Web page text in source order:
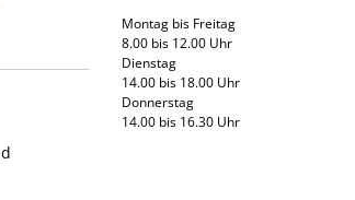
Montag bis Freitag
8.00 bis 12.00 Uhr
Dienstag
14.00 bis 18.00 Uhr
Donnerstag
14.00 bis 16.30 Uhr